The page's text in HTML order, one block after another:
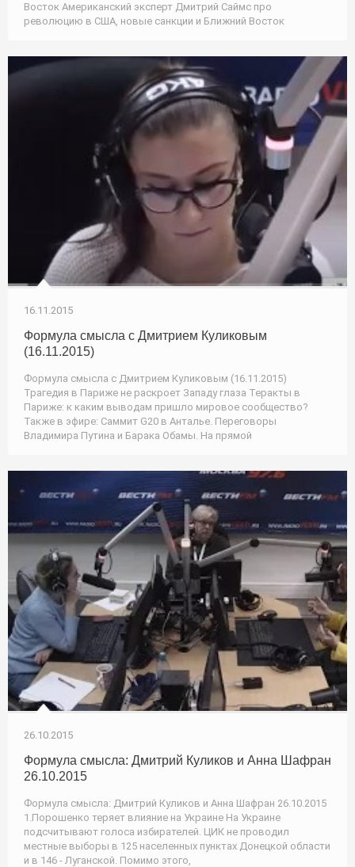
Восток Американский эксперт Дмитрий Саймс про
революцию в США, новые санкции и Ближний Восток
16.11.2015
Формула смысла с Дмитрием Куликовым
(16.11.2015)
Формула смысла с Дмитрием Куликовым (16.11.2015)
Трагедия в Париже не раскроет Западу глаза Теракты в
Париже: к каким выводам пришло мировое сообщество?
Также в эфире: Саммит G20 в Анталье. Переговоры
Владимира Путина и Барака Обамы. На прямой
26.10.2015
Формула смысла: Дмитрий Куликов и Анна Шафран
26.10.2015
Формула смысла: Дмитрий Куликов и Анна Шафран 26.10.2015
1.Порошенко теряет влияние на Украине На Украине
подсчитывают голоса избирателей. ЦИК не проводил
местные выборы в 125 населенных пунктах Донецкой области
и в 146 - Луганской. Помимо этого,